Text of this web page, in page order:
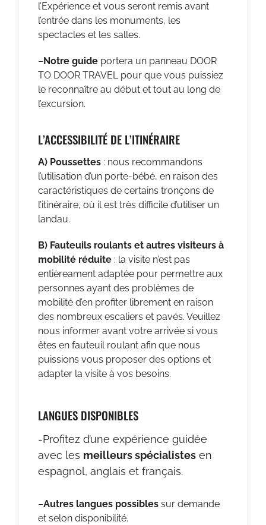
l’Expérience et vous seront remis avant
l’entrée dans les monuments, les
spectacles et les salles.
–Notre guide portera un panneau DOOR
TO DOOR TRAVEL pour que vous puissiez
le reconnaître au début et tout au long de
l’excursion.
L’ACCESSIBILITÉ DE L’ITINÉRAIRE
A) Poussettes : nous recommandons
l’utilisation d’un porte-bébé, en raison des
caractéristiques de certains tronçons de
l’itinéraire, où il est très difficile d’utiliser un
landau.
B) Fauteuils roulants et autres visiteurs à
mobilité réduite : la visite n’est pas
entièreament adaptée pour permettre aux
personnes ayant des problèmes de
mobilité d’en profiter librement en raison
des nombreux escaliers et pavés. Veuillez
nous informer avant votre arrivée si vous
êtes en fauteuil roulant afin que nous
puissions vous proposer des options et
adapter la visite à vos besoins.
LANGUES DISPONIBLES
-Profitez d’une expérience guidée
avec les meilleurs spécialistes en
espagnol, anglais et français.
–Autres langues possibles sur demande
et selon disponibilité.